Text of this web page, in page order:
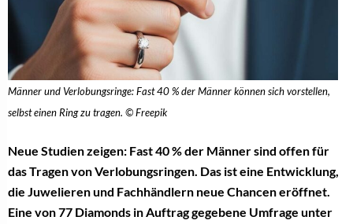
Männer und Verlobungsringe: Fast 40 % der Männer können sich vorstellen,
selbst einen Ring zu tragen. © Freepik
Neue Studien zeigen: Fast 40 % der Männer sind offen für
das Tragen von Verlobungsringen. Das ist eine Entwicklung,
die Juwelieren und Fachhändlern neue Chancen eröffnet.
Eine von 77 Diamonds in Auftrag gegebene Umfrage unter